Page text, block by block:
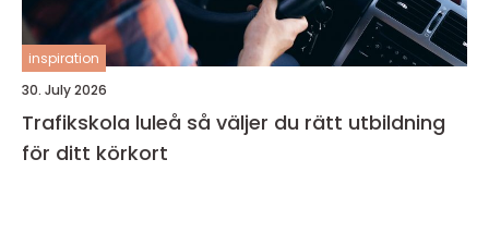
inspiration
30. July 2026
Trafikskola luleå så väljer du rätt utbildning
för ditt körkort